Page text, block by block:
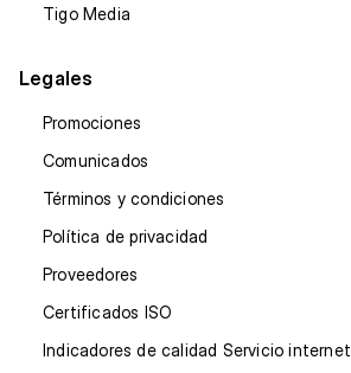
Tigo Media
Legales
Promociones
Comunicados
Términos y condiciones
Política de privacidad
Proveedores
Certificados ISO
Indicadores de calidad Servicio internet